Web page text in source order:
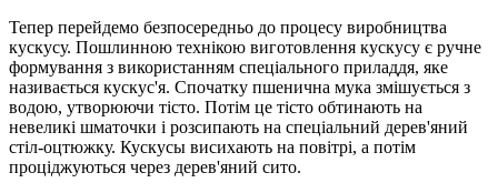
Тепер перейдемо безпосередньо до процесу виробництва
кускусу. Пошлинною технікою виготовлення кускусу є ручне
формування з використанням спеціального приладдя, яке
називається кускус'я. Спочатку пшенична мука змішується з
водою, утворюючи тісто. Потім це тісто обтинають на
невеликі шматочки і розсипають на спеціальний дерев'яний
стіл-оцтюжку. Кускусы висихають на повітрі, а потім
проціджуються через дерев'яний сито.